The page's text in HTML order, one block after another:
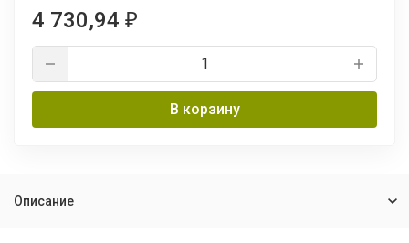
4 730,94 ₽
В корзину
Описание